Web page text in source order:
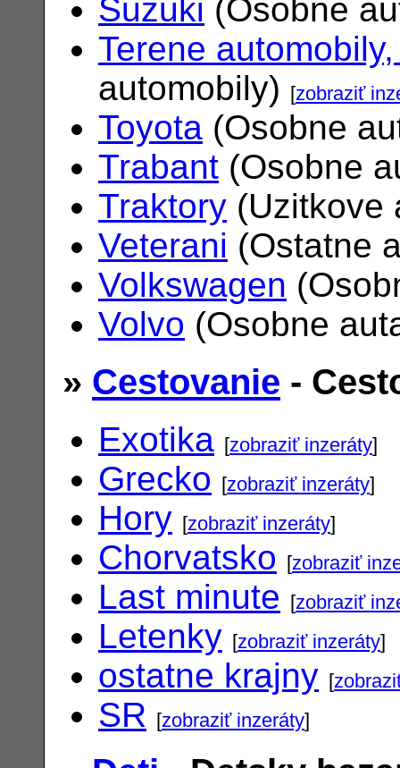
Suzuki (Osobne
Terene
automobily)
[zobraziť
Toyota (Osobne
Trabant (Osobne
Traktory (Uzitkove
Veterani (Ostatne
Volkswagen
Volvo (Osobne
» Cestovanie -
Exotika [zobraziť inzeráty]
Grecko [zobraziť inzeráty]
Hory [zobraziť inzeráty]
Chorvatsko [zobraziť
Last minute [zobraziť
Letenky [zobraziť inzeráty]
ostatne krajny [
SR [zobraziť inzeráty]